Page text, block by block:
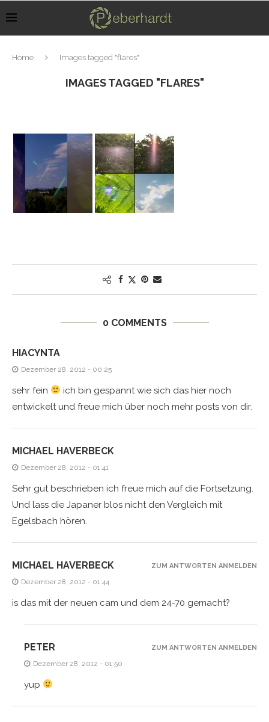
Home Images tagged "flares"
IMAGES TAGGED "FLARES"
0 COMMENTS
HIACYNTA
Dezember 28, 2012 - 00:25
sehr fein
ich bin gespannt wie sich das hier noch
entwickelt und freue mich über noch mehr posts von dir.
MICHAEL HAVERBECK
Dezember 28, 2012 - 01:41
Sehr gut beschrieben ich freue mich auf die Fortsetzung.
Und lass die Japaner blos nicht den Vergleich mit
Egelsbach hören.
MICHAEL HAVERBECK
Dezember 28, 2012 - 01:44
is das mit der neuen cam und dem 24-70 gemacht?
ZUM ANTWORTEN ANMELDEN
PETER
Dezember 28, 2012 - 01:50
yup
ZUM ANTWORTEN ANMELDEN